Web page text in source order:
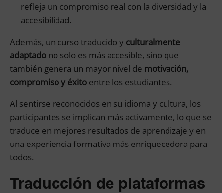
refleja un compromiso real con la diversidad y la
accesibilidad.
Además, un curso traducido y culturalmente
adaptado no solo es más accesible, sino que
también genera un mayor nivel de motivación,
compromiso y éxito entre los estudiantes.
Al sentirse reconocidos en su idioma y cultura, los
participantes se implican más activamente, lo que se
traduce en mejores resultados de aprendizaje y en
una experiencia formativa más enriquecedora para
todos.
Traducción de plataformas